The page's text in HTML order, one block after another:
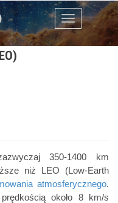
Menu
350-1400 km
niż LEO (Low-Earth
atmosferycznego.
około 8 km/s